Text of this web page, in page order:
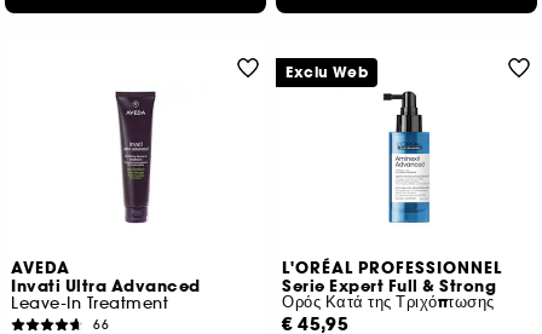
AVEDA
Invati Ultra Advanced
Leave-In Treatment
66
L'ORÉAL PROFESSIONNEL
Serie Expert Full & Strong
Ορός Κατά της Τριχόπτωσης
€ 45,95
Exclu Web